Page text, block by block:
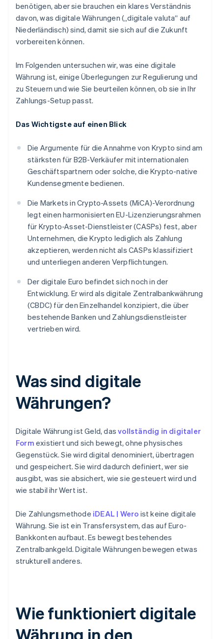
benötigen, aber sie brauchen ein klares Verständnis
davon, was digitale Währungen („digitale valuta“ auf
Niederländisch) sind, damit sie sich auf die Zukunft
vorbereiten können.
Im Folgenden untersuchen wir, was eine digitale
Währung ist, einige Überlegungen zur Regulierung und
zu Steuern und wie Sie beurteilen können, ob sie in Ihr
Zahlungs-Setup passt.
Das Wichtigste auf einen Blick
Die Argumente für die Annahme von Krypto sind am
stärksten für B2B-Verkäufer mit internationalen
Geschäftspartnern oder solche, die Krypto-native
Kundensegmente bedienen.
Die Markets in Crypto-Assets (MiCA)-Verordnung
legt einen harmonisierten EU-Lizenzierungsrahmen
für Krypto-Asset-Dienstleister (CASPs) fest, aber
Unternehmen, die Krypto lediglich als Zahlung
akzeptieren, werden nicht als CASPs klassifiziert
und unterliegen anderen Verpflichtungen.
Der digitale Euro befindet sich noch in der
Entwicklung. Er wird als digitale Zentralbankwährung
(CBDC) für den Einzelhandel konzipiert, die über
bestehende Banken und Zahlungsdienstleister
vertrieben wird.
Was sind digitale
Währungen?
Digitale Währung ist Geld, dasvollständig in digitaler
Form existiert und sich bewegt, ohne physisches
Gegenstück. Sie wird digital denominiert, übertragen
und gespeichert. Sie wird dadurch definiert, wer sie
ausgibt, was sie absichert, wie sie gesteuert wird und
wie stabil ihr Wert ist.
Die Zahlungsmethode iDEAL | Wero ist keine digitale
Währung. Sie ist ein Transfersystem, das auf Euro-
Bankkonten aufbaut. Es bewegt bestehendes
Zentralbankgeld. Digitale Währungen bewegen etwas
strukturell anderes.
Wie funktioniert digitale
Währung in den